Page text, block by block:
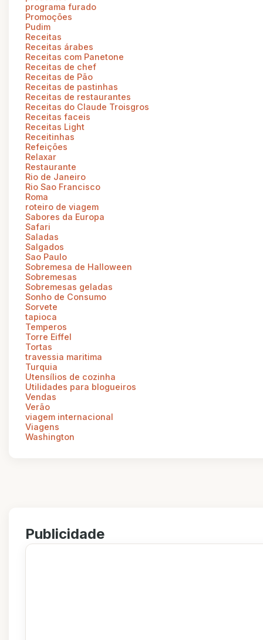
programa furado
Promoções
Pudim
Receitas
Receitas árabes
Receitas com Panetone
Receitas de chef
Receitas de Pão
Receitas de pastinhas
Receitas de restaurantes
Receitas do Claude Troisgros
Receitas faceis
Receitas Light
Receitinhas
Refeições
Relaxar
Restaurante
Rio de Janeiro
Rio Sao Francisco
Roma
roteiro de viagem
Sabores da Europa
Safari
Saladas
Salgados
Sao Paulo
Sobremesa de Halloween
Sobremesas
Sobremesas geladas
Sonho de Consumo
Sorvete
tapioca
Temperos
Torre Eiffel
Tortas
travessia maritima
Turquia
Utensílios de cozinha
Utilidades para blogueiros
Vendas
Verão
viagem internacional
Viagens
Washington
Publicidade